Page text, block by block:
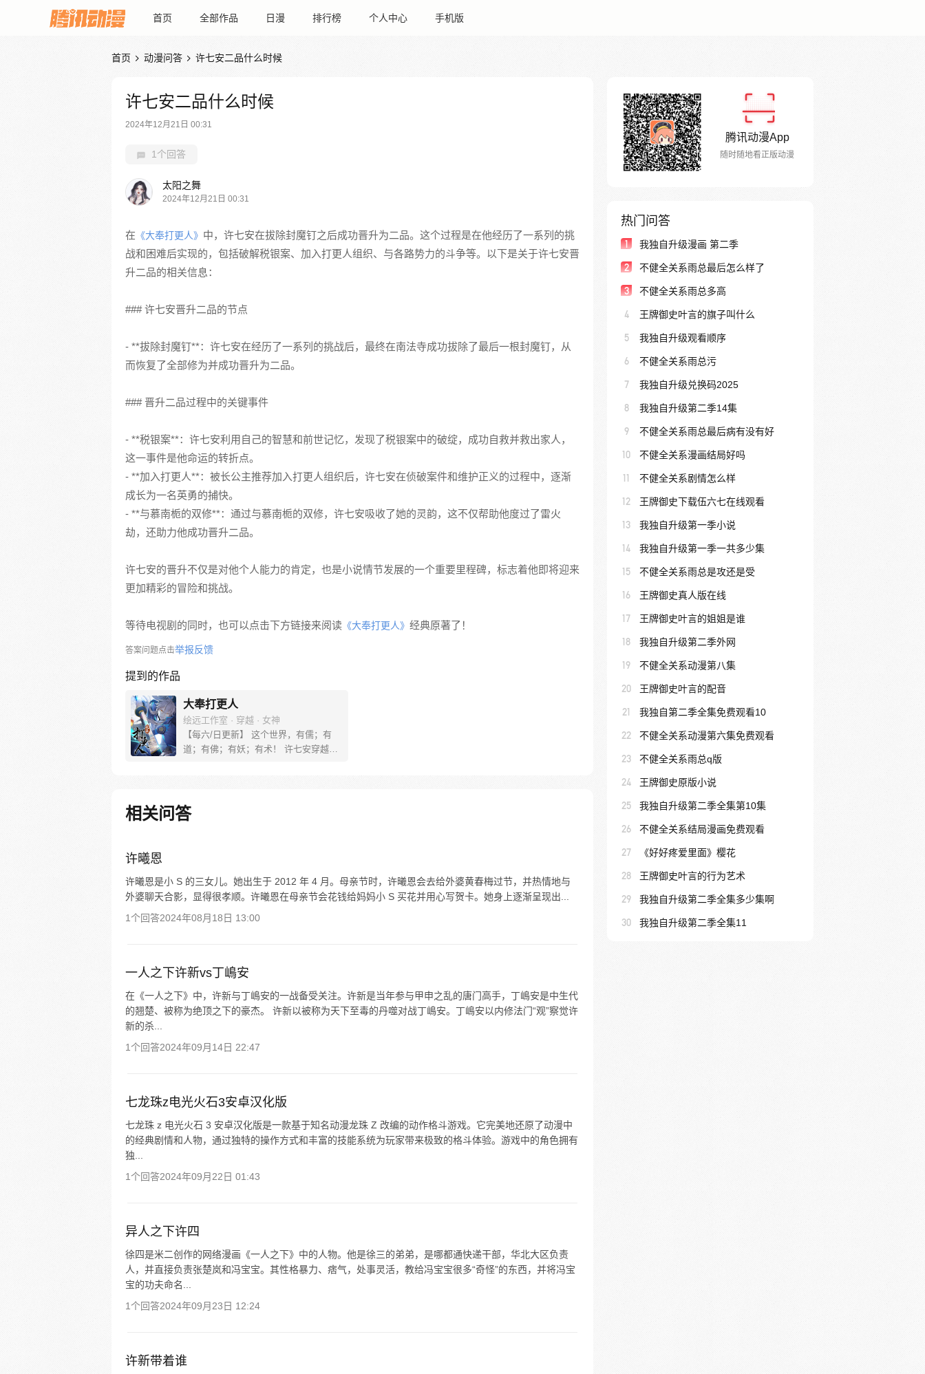
首页 全部作品 日漫 排行榜 个人中心 手机版
首页  动漫问答  许七安二品什么时候
许七安二品什么时候
2024年12月21日 00:31
1个回答
太阳之舞
2024年12月21日 00:31
在 《大奉打更人》 中，许七安在拔除封魔钉之后成功晋升为二品。这个过程是在他经历了一系列的挑
战和困难后实现的，包括破解税银案、加入打更人组织、与各路势力的斗争等。以下是关于许七安晋
升二品的相关信息：
### 许七安晋升二品的节点
- **拔除封魔钉**：许七安在经历了一系列的挑战后，最终在南法寺成功拔除了最后一根封魔钉，从
而恢复了全部修为并成功晋升为二品。
### 晋升二品过程中的关键事件
- **税银案**：许七安利用自己的智慧和前世记忆，发现了税银案中的破绽，成功自救并救出家人，
这一事件是他命运的转折点。
- **加入打更人**：被长公主推荐加入打更人组织后，许七安在侦破案件和维护正义的过程中，逐渐
成长为一名英勇的捕快。
- **与慕南栀的双修**：通过与慕南栀的双修，许七安吸收了她的灵韵，这不仅帮助他度过了雷火
劫，还助力他成功晋升二品。
许七安的晋升不仅是对他个人能力的肯定，也是小说情节发展的一个重要里程碑，标志着他即将迎来
更加精彩的冒险和挑战。
等待电视剧的同时，也可以点击下方链接来阅读 《大奉打更人》 经典原著了！
答案问题点击举报反馈
提到的作品
大奉打更人
绘远工作室 · 穿越 · 女神
【每六/日更新】 这个世界，有儒；有
道；有佛；有妖；有术！ 许七安穿越醒
果…… 改编自阅文集团作者卖报小郎君
同名小说 QQ群号：799493374
相关问答
许曦恩
许曦恩是小 S 的三女儿。她出生于 2012 年 4 月。母亲节时，许曦恩会去给外婆黄春梅过节，并热情地与
外婆聊天合影，显得很孝顺。许曦恩在母亲节会花钱给妈妈小 S 买花并用心写贺卡。她身上逐渐呈现出...
1个回答2024年08月18日 13:00
一人之下许新vs丁嶋安
在《一人之下》中，许新与丁嶋安的一战备受关注。许新是当年参与甲申之乱的唐门高手，丁嶋安是中生代
的翘楚、被称为绝顶之下的豪杰。 许新以被称为天下至毒的丹噬对战丁嶋安。丁嶋安以内修法门“观”察觉许
新的杀...
1个回答2024年09月14日 22:47
七龙珠z电光火石3安卓汉化版
七龙珠 z 电光火石 3 安卓汉化版是一款基于知名动漫龙珠 Z 改编的动作格斗游戏。它完美地还原了动漫中
的经典剧情和人物，通过独特的操作方式和丰富的技能系统为玩家带来极致的格斗体验。游戏中的角色拥有
独...
1个回答2024年09月22日 01:43
异人之下许四
徐四是米二创作的网络漫画《一人之下》中的人物。他是徐三的弟弟，是哪都通快递干部，华北大区负责
人，并直接负责张楚岚和冯宝宝。其性格暴力、痞气，处事灵活，教给冯宝宝很多“奇怪”的东西，并将冯宝
宝的功夫命名...
1个回答2024年09月23日 12:24
许新带着谁
腾讯动漫App
随时随地看正版动漫
热门问答
1 我独自升级漫画 第二季
2 不健全关系雨总最后怎么样了
3 不健全关系雨总多高
4 王牌御史叶言的旗子叫什么
5 我独自升级观看顺序
6 不健全关系雨总污
7 我独自升级兑换码2025
8 我独自升级第二季14集
9 不健全关系雨总最后病有没有好
10 不健全关系漫画结局好吗
11 不健全关系剧情怎么样
12 王牌御史下载伍六七在线观看
13 我独自升级第一季小说
14 我独自升级第一季一共多少集
15 不健全关系雨总是攻还是受
16 王牌御史真人版在线
17 王牌御史叶言的姐姐是谁
18 我独自升级第二季外网
19 不健全关系动漫第八集
20 王牌御史叶言的配音
21 我独自第二季全集免费观看10
22 不健全关系动漫第六集免费观看
23 不健全关系雨总q版
24 王牌御史原版小说
25 我独自升级第二季全集第10集
26 不健全关系结局漫画免费观看
27 《好好疼爱里面》樱花
28 王牌御史叶言的行为艺术
29 我独自升级第二季全集多少集啊
30 我独自升级第二季全集11